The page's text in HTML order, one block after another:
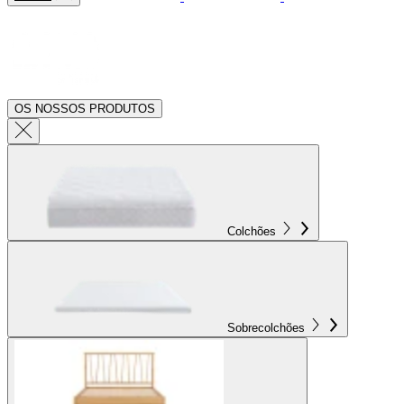
OS NOSSOS PRODUTOS
Colchões
Sobrecolchões